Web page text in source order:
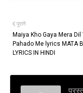
पुराने
Maiya Kho Gaya Mera Dil
Pahado Me lyrics MATA
LYRICS IN HINDI